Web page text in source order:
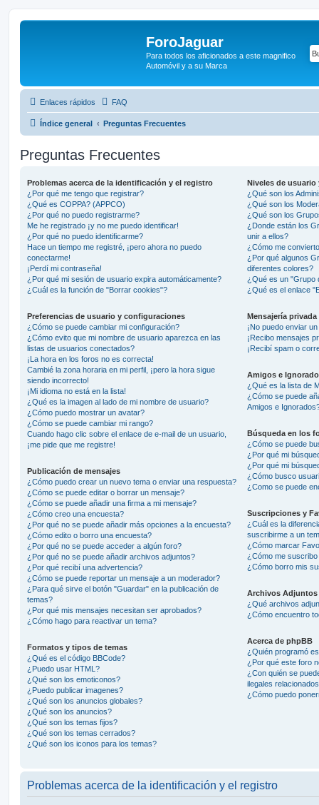
ForoJaguar
Para todos los aficionados a este magnifico
Automóvil y a su Marca
Enlaces rápidos FAQ
Índice general Preguntas Frecuentes
Preguntas Frecuentes
Problemas acerca de la identificación y el registro
¿Por qué me tengo que registrar?
¿Qué es COPPA? (APPCO)
¿Por qué no puedo registrarme?
Me he registrado ¡y no me puedo identificar!
¿Por qué no puedo identificarme?
Hace un tiempo me registré, ¡pero ahora no puedo
conectarme!
¡Perdí mi contraseña!
¿Por qué mi sesión de usuario expira automáticamente?
¿Cuál es la función de "Borrar cookies"?
Preferencias de usuario y configuraciones
¿Cómo se puede cambiar mi configuración?
¿Cómo evito que mi nombre de usuario aparezca en las
listas de usuarios conectados?
¡La hora en los foros no es correcta!
Cambié la zona horaria en mi perfil, ¡pero la hora sigue
siendo incorrecto!
¡Mi idioma no está en la lista!
¿Qué es la imagen al lado de mi nombre de usuario?
¿Cómo puedo mostrar un avatar?
¿Cómo se puede cambiar mi rango?
Cuando hago clic sobre el enlace de e-mail de un usuario,
¡me pide que me registre!
Publicación de mensajes
¿Cómo puedo crear un nuevo tema o enviar una respuesta?
¿Cómo se puede editar o borrar un mensaje?
¿Cómo se puede añadir una firma a mi mensaje?
¿Cómo creo una encuesta?
¿Por qué no se puede añadir más opciones a la encuesta?
¿Cómo edito o borro una encuesta?
¿Por qué no se puede acceder a algún foro?
¿Por qué no se puede añadir archivos adjuntos?
¿Por qué recibí una advertencia?
¿Cómo se puede reportar un mensaje a un moderador?
¿Para qué sirve el botón "Guardar" en la publicación de
temas?
¿Por qué mis mensajes necesitan ser aprobados?
¿Cómo hago para reactivar un tema?
Formatos y tipos de temas
¿Qué es el código BBCode?
¿Puedo usar HTML?
¿Qué son los emoticonos?
¿Puedo publicar imagenes?
¿Qué son los anuncios globales?
¿Qué son los anuncios?
¿Qué son los temas fijos?
¿Qué son los temas cerrados?
¿Qué son los iconos para los temas?
Niveles de usuario
¿Qué son los
¿Qué son los
¿Qué son los
¿Donde están los
unir a ellos?
¿Cómo me
¿Por qué algunos
diferentes colores?
¿Qué es un "Grupo
¿Qué es el enlace
Mensajería privada
¡No puedo enviar
¡Recibo mensajes
¡Recibí spam o
Amigos e
¿Qué es la lista de
¿Cómo se puede
Amigos e
Búsqueda en los
¿Cómo se puede
¿Por qué mi
¿Por qué mi
¿Cómo busco
¿Como se puede
Suscripciones y
¿Cuál es la
suscribirme a un
¿Cómo marcar
¿Cómo me
¿Cómo borro mis
Archivos Adjuntos
¿Qué archivos
¿Cómo encuentro
Acerca de phpBB
¿Quién programó
¿Por qué este foro
¿Con quién se
ilegales
¿Cómo puedo
Problemas acerca de la identificación y el registro